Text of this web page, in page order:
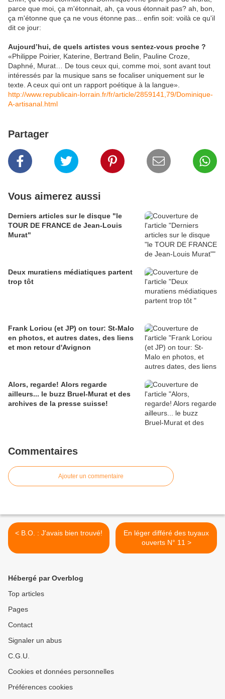
parce que moi, ça m'étonnait, ah, ça vous étonnait pas? ah, bon,
ça m'étonne que ça ne vous étonne pas... enfin soit: voilà ce qu'il
dit ce jour:
Aujourd’hui, de quels artistes vous sentez-vous proche ?
«Philippe Poirier, Katerine, Bertrand Belin, Pauline Croze,
Daphné, Murat… De tous ceux qui, comme moi, sont avant tout
intéressés par la musique sans se focaliser uniquement sur le
texte. A ceux qui ont un rapport poétique à la langue».
http://www.republicain-lorrain.fr/fr/article/2859141,79/Dominique-
A-artisanal.html
Partager
Vous aimerez aussi
Derniers articles sur le disque "le
TOUR DE FRANCE de Jean-Louis
Murat"
Deux muratiens médiatiques partent
trop tôt
Frank Loriou (et JP) on tour: St-Malo
en photos, et autres dates, des liens
et mon retour d'Avignon
Alors, regarde! Alors regarde
ailleurs... le buzz Bruel-Murat et des
archives de la presse suisse!
Commentaires
Ajouter un commentaire
< B.O. : J'avais bien trouvé!
En léger différé des tuyaux
ouverts N° 11 >
Hébergé par Overblog
Top articles
Pages
Contact
Signaler un abus
C.G.U.
Cookies et données personnelles
Préférences cookies